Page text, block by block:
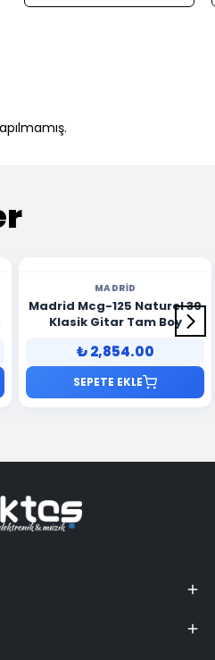
MADRID
Madrid Mcg-125 Naturel 39
Klasik Gitar Tam Boy
₺ 2,854.00
SEPETE EKLE